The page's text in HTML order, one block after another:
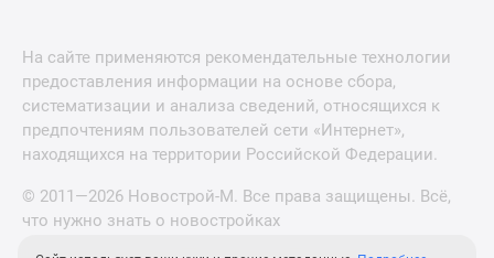
На сайте применяются рекомендательные технологии
предоставления информации на основе сбора,
систематизации и анализа сведений, относящихся к
предпочтениям пользователей сети «Интернет»,
находящихся на территории Российской Федерации.
© 2011—2026 Новострой-М. Все права защищены. Всё,
что нужно знать о новостройках